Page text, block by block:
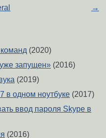
→
(2020)
запущен» (2016)
(2019)
в одном ноутбуке (2017)
ввод пароля Skype в
(2016)